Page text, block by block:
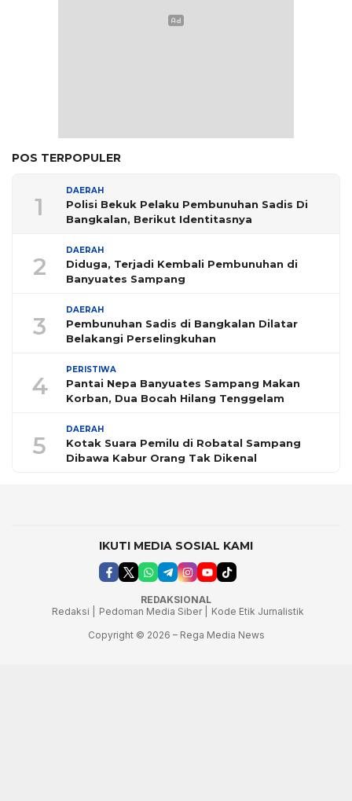
POS TERPOPULER
1
DAERAH
Polisi Bekuk Pelaku Pembunuhan Sadis Di
Bangkalan, Berikut Identitasnya
2
DAERAH
Diduga, Terjadi Kembali Pembunuhan di
Banyuates Sampang
3
DAERAH
Pembunuhan Sadis di Bangkalan Dilatar
Belakangi Perselingkuhan
4
PERISTIWA
Pantai Nepa Banyuates Sampang Makan
Korban, Dua Bocah Hilang Tenggelam
5
DAERAH
Kotak Suara Pemilu di Robatal Sampang
Dibawa Kabur Orang Tak Dikenal
IKUTI MEDIA SOSIAL KAMI
REDAKSIONAL
Redaksi |
Pedoman Media Siber |
Kode Etik Jurnalistik
Copyright © 2026 – Rega Media News